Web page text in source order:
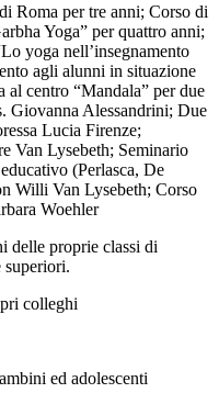
Roma per tre anni; Corso di
Yoga” per quattro anni;
yoga nell’insegnamento
agli alunni in situazione
centro “Mandala” per due
Giovanna Alessandrini; Due
Lucia Firenze;
Van Lysebeth; Seminario
(Perlasca, De
Willi Van Lysebeth; Corso
Woehler
delle proprie classi di
superiori.
colleghi
ed adolescenti